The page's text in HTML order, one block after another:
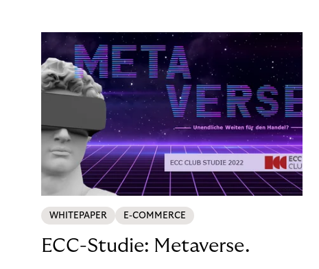
WHITEPAPER E-COMMERCE
ECC-Studie: Metaverse.